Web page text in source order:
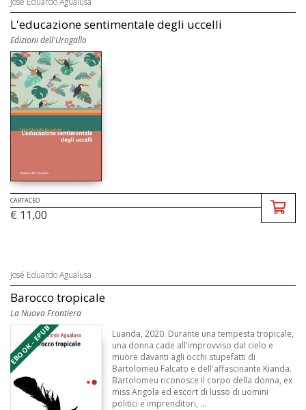
L'educazione sentimentale degli uccelli
Edizioni dell'Urogallo
CARTACEO
€ 11,00
José Eduardo Agualusa
Barocco tropicale
La Nuova Frontiera
EBOOK - EPUB
Luanda, 2020. Durante una tempesta tropicale,
una donna cade all'improvviso dal cielo e
muore davanti agli occhi stupefatti di
Bartolomeu Falcato e dell'affascinante Kianda.
Bartolomeu riconosce il corpo della donna, ex
miss Angola ed escort di lusso di uomini
politici e imprenditori, ...